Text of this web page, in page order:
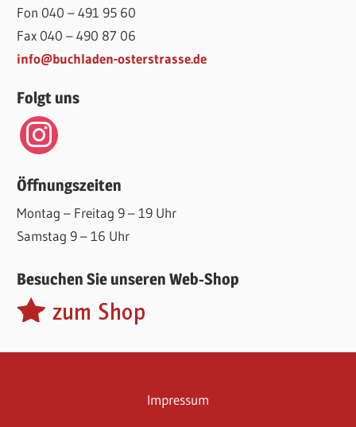
Fon 040 – 491 95 60
Fax 040 – 490 87 06
info@buchladen-osterstrasse.de
Folgt uns
instagram
Öffnungszeiten
Montag – Freitag 9 – 19 Uhr
Samstag 9 – 16 Uhr
Besuchen Sie unseren Web-Shop
Impressum